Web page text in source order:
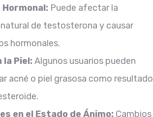
Puede afectar la
de testosterona y causar
hormonales.
Piel: Algunos usuarios pueden
acné o piel grasosa como resultado
en el Estado de Ánimo: Cambios